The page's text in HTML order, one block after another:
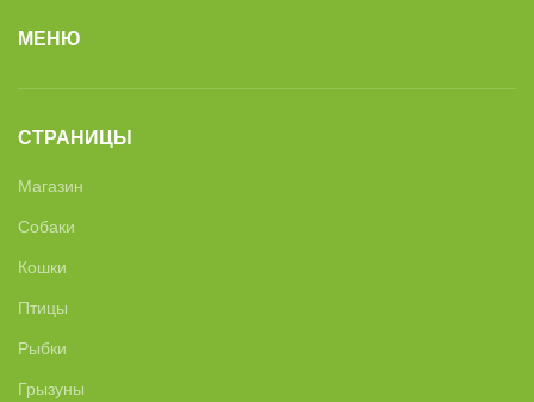
МЕНЮ
СТРАНИЦЫ
Магазин
Собаки
Кошки
Птицы
Рыбки
Грызуны